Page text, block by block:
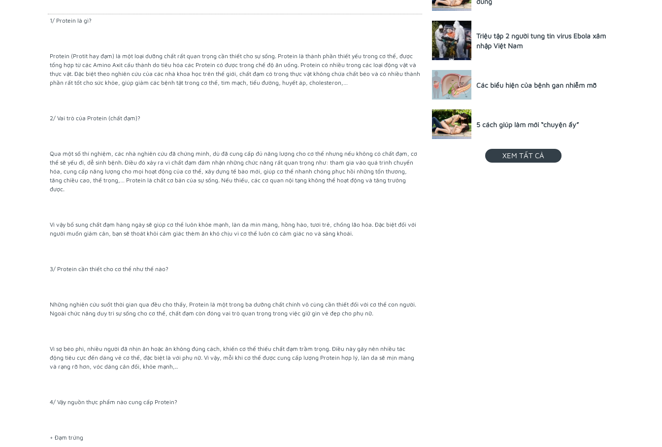
1/ Protein là gì?
Protein (Protit hay đạm) là một loại dưỡng chất rất quan trọng cần thiết cho sự sống. Protein là thành phần thiết yếu trong cơ thể, được
tổng hợp từ các Amino Axit cấu thành do tiêu hóa các Protein có được trong chế độ ăn uống. Protein có nhiều trong các loại động vật và
thực vật. Đặc biệt theo nghiên cứu của các nhà khoa học trên thế giới, chất đạm có trong thực vật không chứa chất béo và có nhiều thành
phần rất tốt cho sức khỏe, giúp giảm các bệnh tật trong cơ thể, tim mạch, tiểu đường, huyết áp, cholesteron,…
2/ Vai trò của Protein (chất đạm)?
Qua một số thí nghiệm, các nhà nghiên cứu đã chứng minh, dù đã cung cấp đủ năng lượng cho cơ thể nhưng nếu không có chất đạm, cơ
thể sẽ yếu đi, dễ sinh bệnh. Điều đó xảy ra vì chất đạm đảm nhận những chức năng rất quan trọng như: tham gia vào quá trình chuyển
hóa, cung cấp năng lượng cho mọi hoạt động của cơ thể, xây dựng tế bào mới, giúp cơ thể nhanh chóng phục hồi những tổn thương,
tăng chiều cao, thể trọng,… Protein là chất cơ bản của sự sống. Nếu thiếu, các cơ quan nội tạng không thể hoạt động và tăng trưởng
được.
Vì vậy bổ sung chất đạm hàng ngày sẽ giúp cơ thể luôn khỏe mạnh, làn da min màng, hồng hào, tươi trẻ, chống lão hóa. Đặc biệt đối với
người muốn giảm cân, bạn sẽ thoát khỏi cảm giác thèm ăn khó chịu vì cơ thể luôn có cảm giác no và sảng khoái.
3/ Protein cần thiết cho cơ thể như thế nào?
Những nghiên cứu suốt thời gian qua đều cho thấy, Protein là một trong ba dưỡng chất chính vô cùng cần thiết đối với cơ thể con người.
Ngoài chức năng duy trì sự sống cho cơ thể, chất đạm còn đóng vai trò quan trọng trong việc giữ gìn vẻ đẹp cho phụ nữ.
Vì sợ béo phì, nhiều người đã nhịn ăn hoặc ăn không đúng cách, khiến cơ thể thiếu chất đạm trầm trọng. Điều này gây nên nhiều tác
động tiêu cực đến dáng vẻ cơ thể, đặc biệt là với phụ nữ. Vì vậy, mỗi khi cơ thể được cung cấp lượng Protein hợp lý, làn da sẽ mịn màng
và rạng rỡ hơn, vóc dáng cân đối, khỏe mạnh,..
4/ Vậy nguồn thực phẩm nào cung cấp Protein?
+ Đạm trứng
Triệu tập 2 người tung tin virus Ebola xâm
nhập Việt Nam
Các biểu hiện của bệnh gan nhiễm mỡ
5 cách giúp làm mới “chuyện ấy”
XEM TẤT CẢ